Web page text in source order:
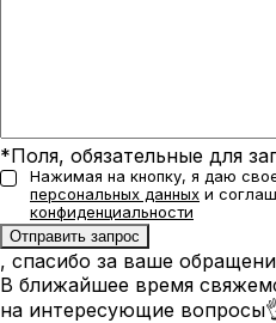
*Поля, обязательные для
Нажимая на кнопку, я даю
персональных данных и
конфиденциальности
, спасибо за ваше
В ближайшее время
на интересующие